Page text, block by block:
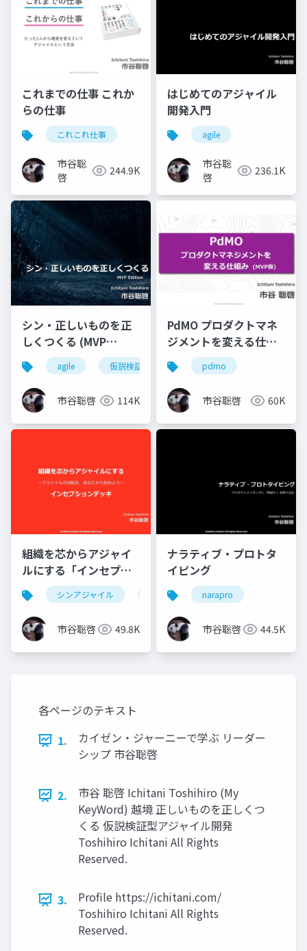
これまでの仕事 これか
らの仕事
これこれ仕事
市谷聡
啓
244.9K
はじめてのアジャイル
開発入門
agile
市谷聡
啓
236.1K
シン・正しいものを正
しくつくる (MVP
Edition)agile 仮説検証
市谷聡啓 114K
PdMO プロダクトマネ
ジメントを変える仕組
み (MVP版)
pdmo
市谷聡啓 60K
組織を芯からアジャイ
ルにする「インセプシ
ョンデッキ」
シンアジャイル
市谷聡啓 49.8K
ナラティブ・プロトタ
イピング
narapro
市谷聡啓 44.5K
各ページのテキスト
1.
カイゼン・ジャーニーで学ぶ リーダー
シップ 市⾕聡啓
2.
市⾕ 聡啓 Ichitani Toshihiro (My
KeyWord) 越境 正しいものを正しくつ
くる 仮説検証型アジャイル開発
Toshihiro Ichitani All Rights
Reserved.
3.
Proﬁle https://ichitani.com/
Toshihiro Ichitani All Rights
Reserved.